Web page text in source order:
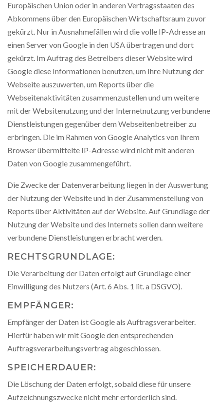
Europäischen Union oder in anderen Vertragsstaaten des
Abkommens über den Europäischen Wirtschaftsraum zuvor
gekürzt. Nur in Ausnahmefällen wird die volle IP-Adresse an
einen Server von Google in den USA übertragen und dort
gekürzt. Im Auftrag des Betreibers dieser Website wird
Google diese Informationen benutzen, um Ihre Nutzung der
Webseite auszuwerten, um Reports über die
Webseitenaktivitäten zusammenzustellen und um weitere
mit der Websitenutzung und der Internetnutzung verbundene
Dienstleistungen gegenüber dem Webseitenbetreiber zu
erbringen. Die im Rahmen von Google Analytics von Ihrem
Browser übermittelte IP-Adresse wird nicht mit anderen
Daten von Google zusammengeführt.
Die Zwecke der Datenverarbeitung liegen in der Auswertung
der Nutzung der Website und in der Zusammenstellung von
Reports über Aktivitäten auf der Website. Auf Grundlage der
Nutzung der Website und des Internets sollen dann weitere
verbundene Dienstleistungen erbracht werden.
RECHTSGRUNDLAGE:
Die Verarbeitung der Daten erfolgt auf Grundlage einer
Einwilligung des Nutzers (Art. 6 Abs. 1 lit. a DSGVO).
EMPFÄNGER:
Empfänger der Daten ist Google als Auftragsverarbeiter.
Hierfür haben wir mit Google den entsprechenden
Auftragsverarbeitungsvertrag abgeschlossen.
SPEICHERDAUER:
Die Löschung der Daten erfolgt, sobald diese für unsere
Aufzeichnungszwecke nicht mehr erforderlich sind.